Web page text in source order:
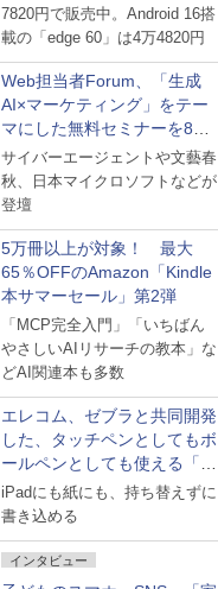
7820円で販売中。Android 16搭
載の「edge 60」は4万4820円
Web担当者Forum、「生成
AI×マーケティング」をテー
マにした無料セミナーを8月
27日にオンライン開催
サイバーエージェントや文藝春
秋、日本マイクロソフトなどが
登壇
5万冊以上が対象！ 最大
65％OFFのAmazon「Kindle
本サマーセール」第2弾
「MCP完全入門」「いちばん
やさしいAIリサーチの教本」な
どAI関連本も多数
エレコム、ゼブラと共同開発
した、タッチペンとしてもボ
ールペンとしても使える「ス
タイラスツーウェイ」発売
iPadにも紙にも、持ち替えずに
書き込める
インタビュー